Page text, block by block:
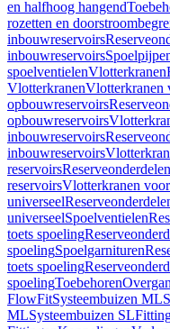
en halfhoog hangend
rozetten en
inbouwreservoirs
inbouwreservoirs
spoelventielenVlotterkranen
VlotterkranenVlotterkranen
opbouwreservoirs
opbouwreservoirs
inbouwreservoirs
inbouwreservoirs
reservoirs
reservoirsVlotterkranen
universeel
universeelSpoelventielen
toets spoeling
spoelingSpoelgarnituren
toets spoeling
spoelingToebehoren
FlowFitSysteembuizen ML
MLSysteembuizen SL